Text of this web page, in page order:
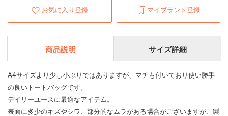
お気に入り登録 マイブランド登録
商品説明 サイズ詳細
A4サイズより少し小ぶりではありますが、マチも付いており使い勝手
の良いトートバッグです。
デイリーユースに最適なアイテム。
表面に多少のキズやシワ、部分的なムラがある場合がございますが、製